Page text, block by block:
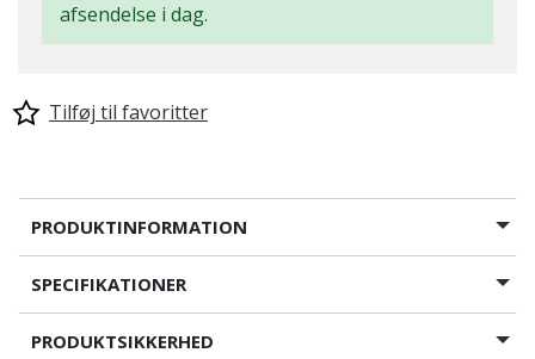
afsendelse i dag.
Tilføj til favoritter
PRODUKTINFORMATION
SPECIFIKATIONER
PRODUKTSIKKERHED